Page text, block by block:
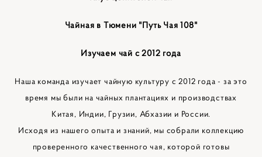
Чайная в Тюмени "Путь Чая 108"
Изучаем чай с 2012 года
Наша команда изучает чайную культуру с 2012 года - за это
время мы были на чайных плантациях и производствах
Китая, Индии, Грузии, Абхазии и России.
Исходя из нашего опыта и знаний, мы собрали коллекцию
проверенного качественного чая, которой готовы